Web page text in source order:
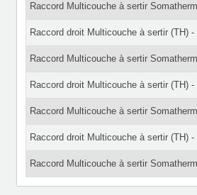
Raccord Multicouche à sertir
Raccord droit Multicouche à sertir (TH)
Raccord Multicouche à sertir
Raccord droit Multicouche à sertir (TH)
Raccord Multicouche à sertir
Raccord droit Multicouche à sertir (TH)
Raccord Multicouche à sertir